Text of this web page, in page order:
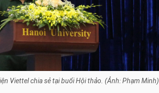
Viettel chia sẻ tại buổi Hội thảo. (Ảnh: Phạm Minh)